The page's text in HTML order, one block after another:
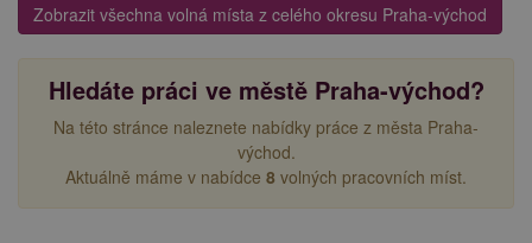
Zobrazit všechna volná místa z celého okresu Praha-východ
Hledáte práci ve městě Praha-východ?
Na této stránce naleznete nabídky práce z města Praha-
východ.
Aktuálně máme v nabídce 8 volných pracovních míst.